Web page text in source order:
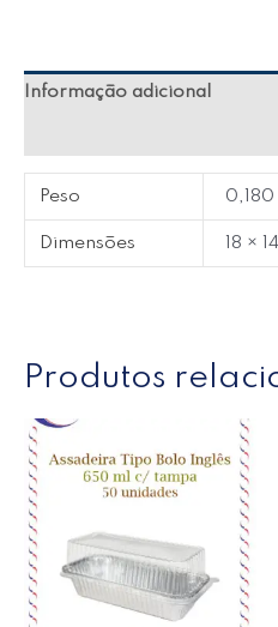
Informação adicional
Peso 0,180
Dimensões 18 ×
Produtos